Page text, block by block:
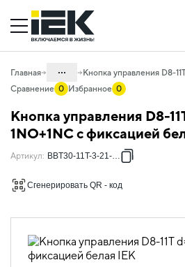
Главная ...
07. Оборудование
устройства управления
07.04 Устройства подачи команд
D8
Сравнение 0 Избранное 0
Кнопка управления D8-
1NO+1NC с фиксацией
Артикул: BBT30-11T-3-21-K01
Сгенерировать QR - код